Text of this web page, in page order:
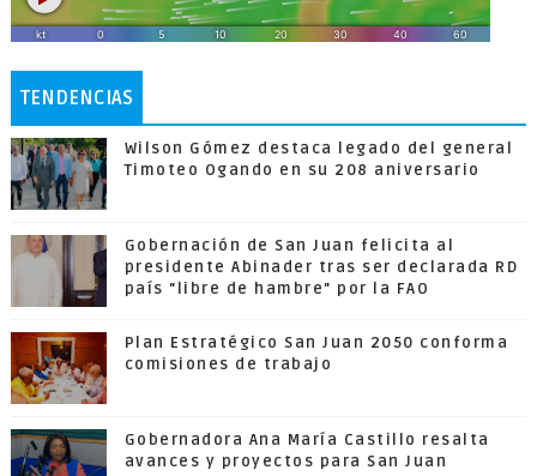
TENDENCIAS
Wilson Gómez destaca legado del general
Timoteo Ogando en su 208 aniversario
Gobernación de San Juan felicita al
presidente Abinader tras ser declarada RD
país "libre de hambre" por la FAO
Plan Estratégico San Juan 2050 conforma
comisiones de trabajo
Gobernadora Ana María Castillo resalta
avances y proyectos para San Juan